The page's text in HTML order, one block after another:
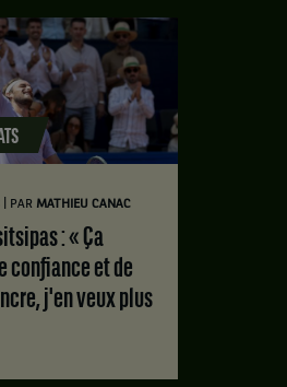
PAR MATHIEU CANAC
confiance et de
j'en veux plus